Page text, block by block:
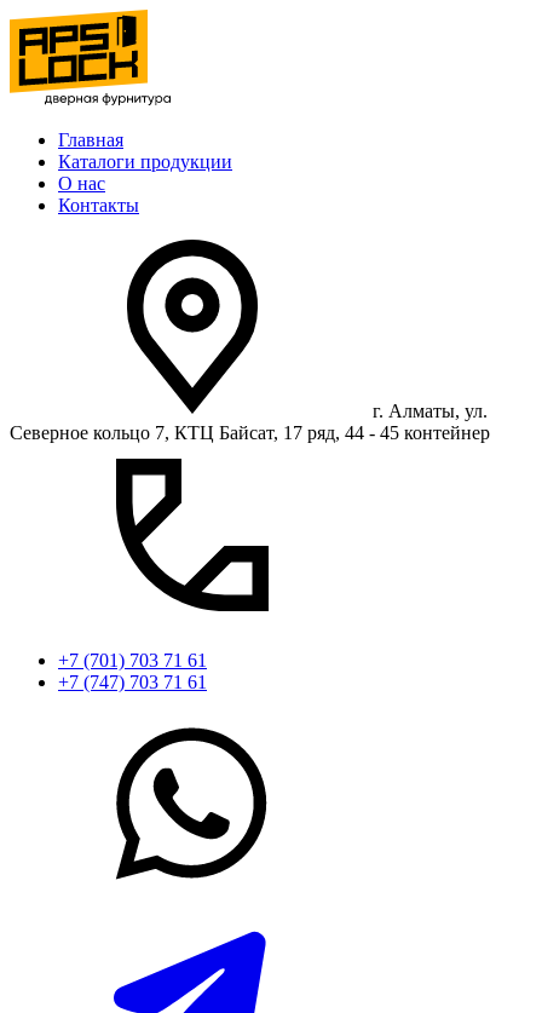
Главная
Каталоги продукции
О нас
Контакты
г. Алматы, ул.
Северное кольцо 7, КТЦ Байсат, 17 ряд, 44 - 45 контейнер
+7 (701) 703 71 61
+7 (747) 703 71 61